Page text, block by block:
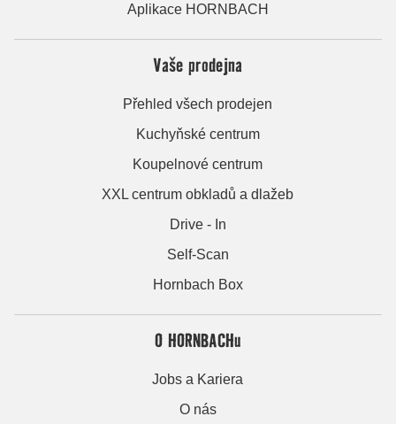
Aplikace HORNBACH
Vaše prodejna
Přehled všech prodejen
Kuchyňské centrum
Koupelnové centrum
XXL centrum obkladů a dlažeb
Drive - In
Self-Scan
Hornbach Box
O HORNBACHu
Jobs a Kariera
O nás